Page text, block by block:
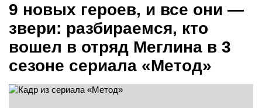
9 новых героев, и все они —
звери: разбираемся, кто
вошел в отряд Меглина в 3
сезоне сериала «Метод»